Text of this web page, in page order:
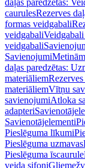
daļas paredzētas:
caurulesRezerves
formas veidgabali
veidgabali
veidgabali
Savienojumi
daļas paredzētas:
materiāliem
materiāliemVītņu
savienojumiAtloka
adapteri
Savienotājelementi
Pieslēguma līkumi
Pieslēguma uzmavas
Pieslēguma īscaurule
veida sifoni